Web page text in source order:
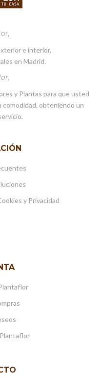
e interior,
en Madrid.
y Plantas para que usted
comodidad, obteniendo un
y Privacidad